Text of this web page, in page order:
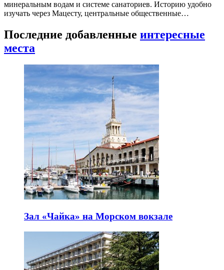
минеральным водам и системе санаториев. Историю удобно
изучать через Мацесту, центральные общественные…
Последние добавленные интересные
места
Зал «Чайка» на Морском вокзале